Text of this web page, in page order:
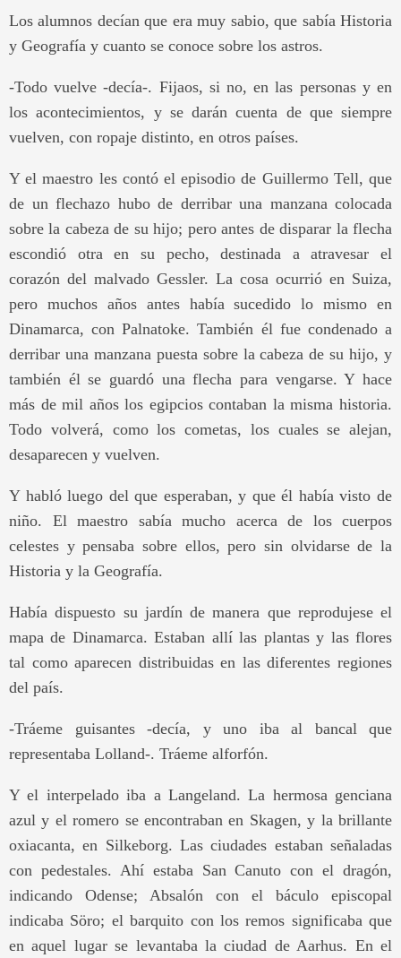
Los alumnos decían que era muy sabio, que sabía Historia
y Geografía y cuanto se conoce sobre los astros.
-Todo vuelve -decía-. Fijaos, si no, en las personas y en
los acontecimientos, y se darán cuenta de que siempre
vuelven, con ropaje distinto, en otros países.
Y el maestro les contó el episodio de Guillermo Tell, que
de un flechazo hubo de derribar una manzana colocada
sobre la cabeza de su hijo; pero antes de disparar la flecha
escondió otra en su pecho, destinada a atravesar el
corazón del malvado Gessler. La cosa ocurrió en Suiza,
pero muchos años antes había sucedido lo mismo en
Dinamarca, con Palnatoke. También él fue condenado a
derribar una manzana puesta sobre la cabeza de su hijo, y
también él se guardó una flecha para vengarse. Y hace
más de mil años los egipcios contaban la misma historia.
Todo volverá, como los cometas, los cuales se alejan,
desaparecen y vuelven.
Y habló luego del que esperaban, y que él había visto de
niño. El maestro sabía mucho acerca de los cuerpos
celestes y pensaba sobre ellos, pero sin olvidarse de la
Historia y la Geografía.
Había dispuesto su jardín de manera que reprodujese el
mapa de Dinamarca. Estaban allí las plantas y las flores
tal como aparecen distribuidas en las diferentes regiones
del país.
-Tráeme guisantes -decía, y uno iba al bancal que
representaba Lolland-. Tráeme alforfón.
Y el interpelado iba a Langeland. La hermosa genciana
azul y el romero se encontraban en Skagen, y la brillante
oxiacanta, en Silkeborg. Las ciudades estaban señaladas
con pedestales. Ahí estaba San Canuto con el dragón,
indicando Odense; Absalón con el báculo episcopal
indicaba Söro; el barquito con los remos significaba que
en aquel lugar se levantaba la ciudad de Aarhus. En el